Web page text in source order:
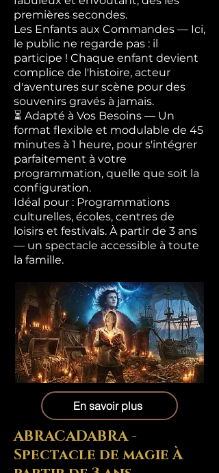
premières secondes.
Les Enfants aux Commandes — Ici,
le public ne regarde pas : il
participe ! Chaque enfant devient
complice de l'histoire, acteur
d'aventures sur scène pour des
souvenirs gravés à jamais.
⏳ Adapté à Vos Besoins — Un
format flexible et modulable de 45
minutes à 1 heure, pour s'intégrer
parfaitement à votre
programmation, quelle que soit la
configuration.
Idéal pour : Programmations
culturelles, écoles, centres de
loisirs et festivals. À partir de 3 ans
— un spectacle accessible à toute
la famille.
En savoir plus
ABRACADABRA -
Spectacle de magie À